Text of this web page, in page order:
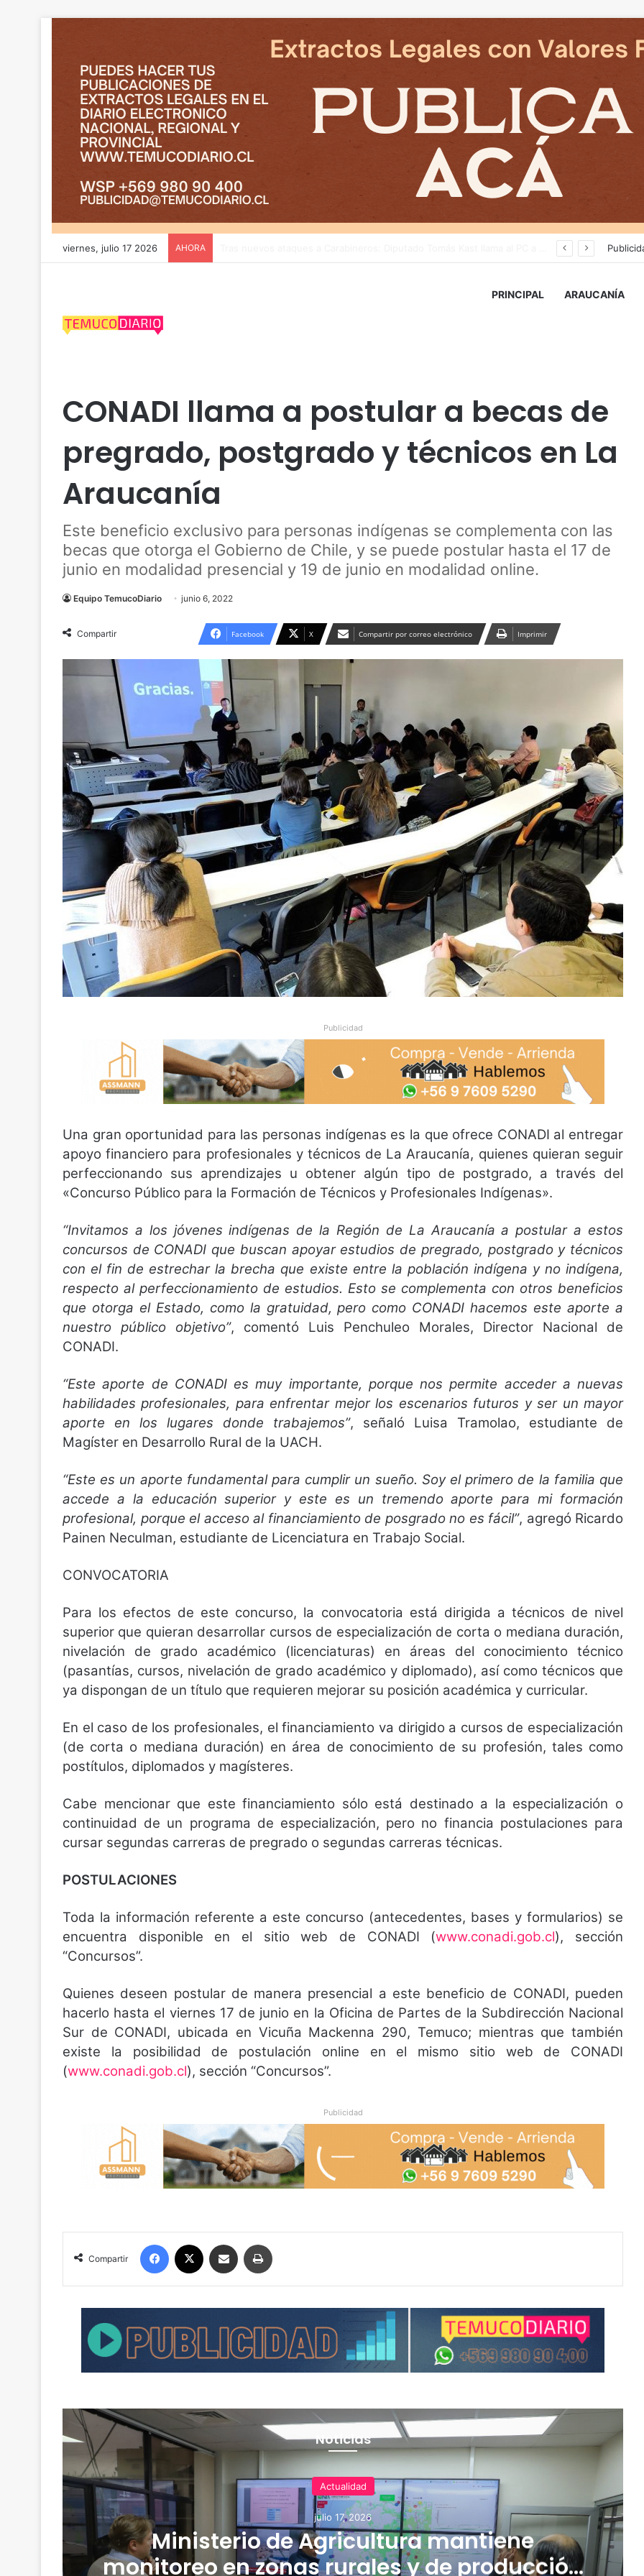
viernes, julio 17 2026 AHORA
PRINCIPAL ARAUCANÍA
CONADI llama a postular a becas de
pregrado, postgrado y técnicos en La
Araucanía
Este beneficio exclusivo para personas indígenas se complementa con las
becas que otorga el Gobierno de Chile, y se puede postular hasta el 17 de
junio en modalidad presencial y 19 de junio en modalidad online.
Equipo TemucoDiario junio 6, 2022
Compartir Facebook X Compartir por correo electrónico Imprimir
Publicidad
Una gran oportunidad para las personas indígenas es la que ofrece CONADI al entregar
apoyo financiero para profesionales y técnicos de La Araucanía, quienes quieran seguir
perfeccionando sus aprendizajes u obtener algún tipo de postgrado, a través del
«Concurso Público para la Formación de Técnicos y Profesionales Indígenas».
“Invitamos a los jóvenes indígenas de la Región de La Araucanía a postular a estos
concursos de CONADI que buscan apoyar estudios de pregrado, postgrado y técnicos
con el fin de estrechar la brecha que existe entre la población indígena y no indígena,
respecto al perfeccionamiento de estudios. Esto se complementa con otros beneficios
que otorga el Estado, como la gratuidad, pero como CONADI hacemos este aporte a
nuestro público objetivo”, comentó Luis Penchuleo Morales, Director Nacional de
CONADI.
“Este aporte de CONADI es muy importante, porque nos permite acceder a nuevas
habilidades profesionales, para enfrentar mejor los escenarios futuros y ser un mayor
aporte en los lugares donde trabajemos”, señaló Luisa Tramolao, estudiante de
Magíster en Desarrollo Rural de la UACH.
“Este es un aporte fundamental para cumplir un sueño. Soy el primero de la familia que
accede a la educación superior y este es un tremendo aporte para mi formación
profesional, porque el acceso al financiamiento de posgrado no es fácil”, agregó Ricardo
Painen Neculman, estudiante de Licenciatura en Trabajo Social.
CONVOCATORIA
Para los efectos de este concurso, la convocatoria está dirigida a técnicos de nivel
superior que quieran desarrollar cursos de especialización de corta o mediana duración,
nivelación de grado académico (licenciaturas) en áreas del conocimiento técnico
(pasantías, cursos, nivelación de grado académico y diplomado), así como técnicos que
ya dispongan de un título que requieren mejorar su posición académica y curricular.
En el caso de los profesionales, el financiamiento va dirigido a cursos de especialización
(de corta o mediana duración) en área de conocimiento de su profesión, tales como
postítulos, diplomados y magísteres.
Cabe mencionar que este financiamiento sólo está destinado a la especialización o
continuidad de un programa de especialización, pero no financia postulaciones para
cursar segundas carreras de pregrado o segundas carreras técnicas.
POSTULACIONES
Toda la información referente a este concurso (antecedentes, bases y formularios) se
encuentra disponible en el sitio web de CONADI (www.conadi.gob.cl), sección
“Concursos”.
Quienes deseen postular de manera presencial a este beneficio de CONADI, pueden
hacerlo hasta el viernes 17 de junio en la Oficina de Partes de la Subdirección Nacional
Sur de CONADI, ubicada en Vicuña Mackenna 290, Temuco; mientras que también
existe la posibilidad de postulación online en el mismo sitio web de CONADI
(www.conadi.gob.cl), sección “Concursos”.
Publicidad
Compartir
Noticias
Actualidad
julio 17, 2026
Ministerio de Agricultura mantiene
monitoreo en zonas rurales y de producción